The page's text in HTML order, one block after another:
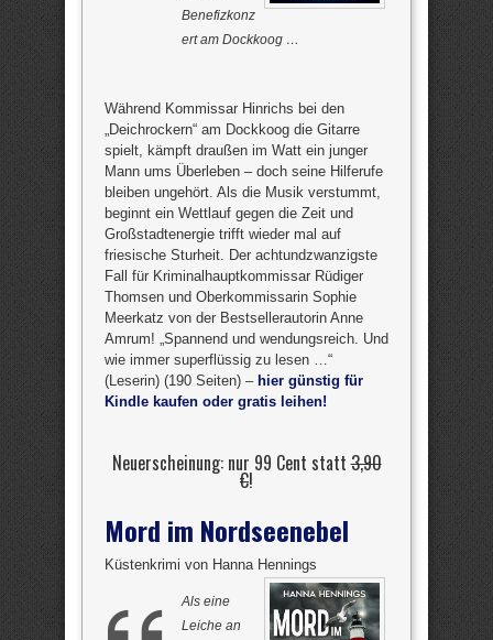
Benefizkonz
ert am Dockkoog …
Während Kommissar Hinrichs bei den
„Deichrockern“ am Dockkoog die Gitarre
spielt, kämpft draußen im Watt ein junger
Mann ums Überleben – doch seine Hilferufe
bleiben ungehört. Als die Musik verstummt,
beginnt ein Wettlauf gegen die Zeit und
Großstadtenergie trifft wieder mal auf
friesische Sturheit. Der achtundzwanzigste
Fall für Kriminalhauptkommissar Rüdiger
Thomsen und Oberkommissarin Sophie
Meerkatz von der Bestsellerautorin Anne
Amrum! „Spannend und wendungsreich. Und
wie immer superflüssig zu lesen …“
(Leserin) (190 Seiten) – hier günstig für
Kindle kaufen oder gratis leihen!
Neuerscheinung: nur 99 Cent statt3,90
€!
Mord im Nordseenebel
Küstenkrimi von Hanna Hennings
Als eine
Leiche an